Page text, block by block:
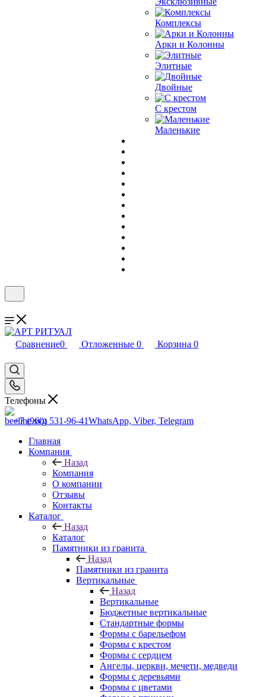
Комплексы
Арки и Колонны
Элитные
Двойные
С крестом
Маленькие
Сравнение0 Отложенные 0 Корзина 0
Телефоны
+7 (960) 531-96-41WhatsApp, Viber, Telegram
Главная
Компания
Назад
Компания
О компании
Отзывы
Контакты
Каталог
Назад
Каталог
Памятники из гранита
Назад
Памятники из гранита
Вертикальные
Назад
Вертикальные
Бюджетные вертикальные
Стандартные формы
Формы с барельефом
Формы с крестом
Формы с сердцем
Ангелы, церкви, мечети, медведи
Формы с деревьями
Формы с цветами